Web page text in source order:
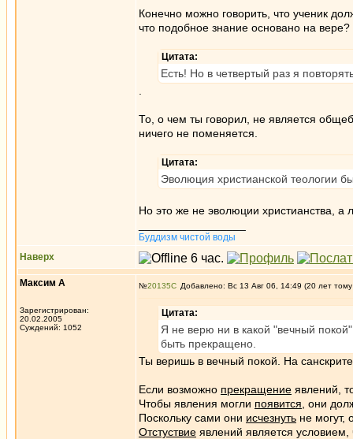
Конечно можно говорить, что ученик
что подобное знание основано на
Цитата:
Есть! Но в четвертый раз я
То, о чем ты говорил, не является
ничего не поменяется.
Цитата:
Эволюция христианской теологии
Но это же не эволюции христианства, а
Буддизм чистой воды
Наверх
Максим А
Зарегистрирован:
20.02.2005
Суждений: 1052
№20135 Добавлено: Вс 13 Авг 06, 14:49 (20 лет
Цитата:
Я не верю ни в какой "вечный
быть прекращено.
Ты веришь в вечный покой. На
Если возможно прекращение явлений,
Чтобы явления могли появится , они
Поскольку сами они исчезнуть не
Отстуствие явлений является